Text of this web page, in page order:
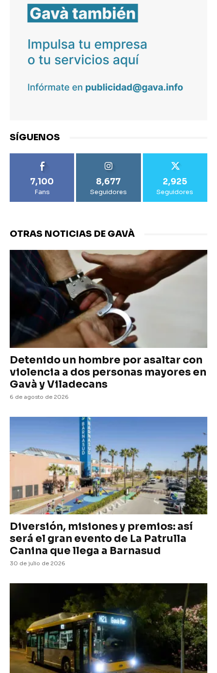
SÍGUENOS
7,100
Fans
8,677
Seguidores
2,925
Seguidores
OTRAS NOTICIAS DE GAVÀ
Detenido un hombre por asaltar con
violencia a dos personas mayores en
Gavà y Viladecans
6 de agosto de 2026
Diversión, misiones y premios: así
será el gran evento de La Patrulla
Canina que llega a Barnasud
30 de julio de 2026